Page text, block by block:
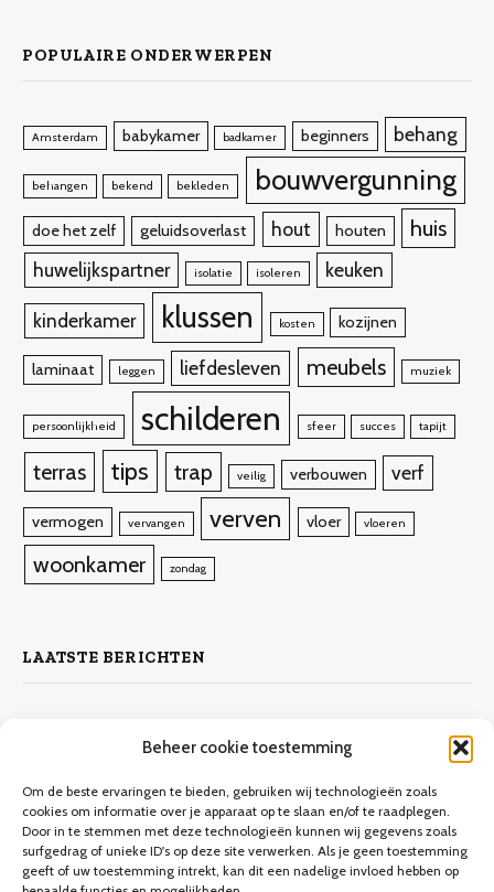
Beheer cookie toestemming
Om de beste ervaringen te bieden, gebruiken wij technologieën zoals
cookies om informatie over je apparaat op te slaan en/of te raadplegen.
Door in te stemmen met deze technologieën kunnen wij gegevens zoals
surfgedrag of unieke ID's op deze site verwerken. Als je geen toestemming
geeft of uw toestemming intrekt, kan dit een nadelige invloed hebben op
POPULAIRE ONDERWERPEN
Amsterdam babykamer badkamer beginners behang
behangen bekend bekleden bouwvergunning
doe het zelf geluidsoverlast hout houten huis
huwelijkspartner isolatie isoleren keuken
kinderkamer klussen kosten kozijnen
laminaat leggen liefdesleven meubels muziek
persoonlijkheid schilderen sfeer succes tapijt
terras tips trap veilig verbouwen verf
vermogen vervangen verven vloer vloeren
woonkamer zondag
LAATSTE BERICHTEN
Keuken verbouwen op een budget
9 december 2023 9.706Views